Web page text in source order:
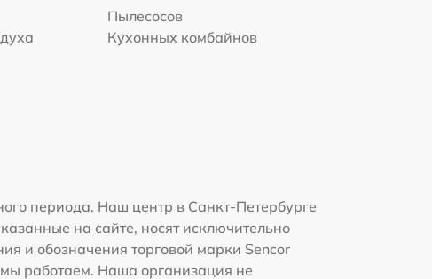
Пылесосов
Кухонных комбайнов
периода. Наш центр в Санкт-Петербурге
на сайте, носят исключительно
и обозначения торговой марки Sencor
работаем. Наша организация не